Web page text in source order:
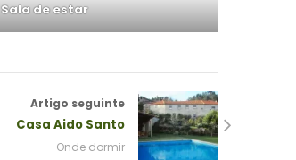
Sala de estar
Artigo seguinte
Casa Aido Santo
Onde dormir